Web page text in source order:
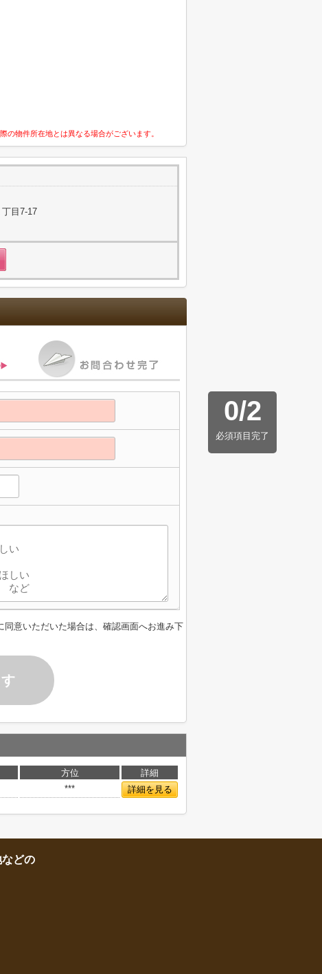
物件所在地とは異なる場合がございます。
目7-17
0/2
必須項目完了
同意いただいた場合は、確認画面へお進み下
方位
詳細
*** 詳細を見る
どの